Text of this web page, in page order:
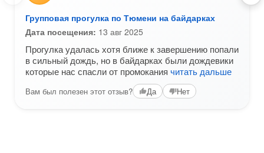
Групповая прогулка по Тюмени на байдарках
Дата посещения: 13 авг 2025
Прогулка удалась хотя ближе к завершению попали
в сильный дождь, но в байдарках были дождевики
которые нас спасли от промокания читать дальше
Вам был полезен этот отзыв? Да Нет